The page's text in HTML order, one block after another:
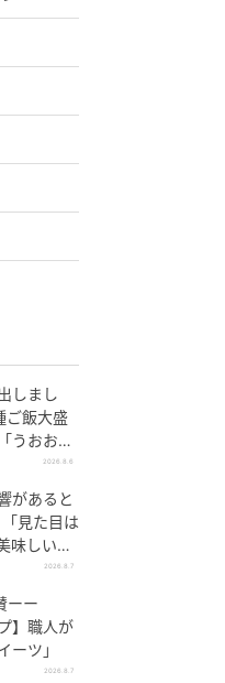
しまし
ご飯大盛
うおおお
2026.8.6
があると
見た目は
味しい」
2026.8.7
ーー
】職人が
ツ」
2026.8.7